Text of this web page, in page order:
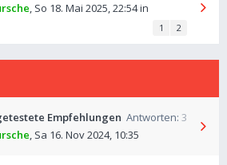
, So 18. Mai 2025, 22:54in
1 2
Empfehlungen Antworten: 3
, Sa 16. Nov 2024, 10:35